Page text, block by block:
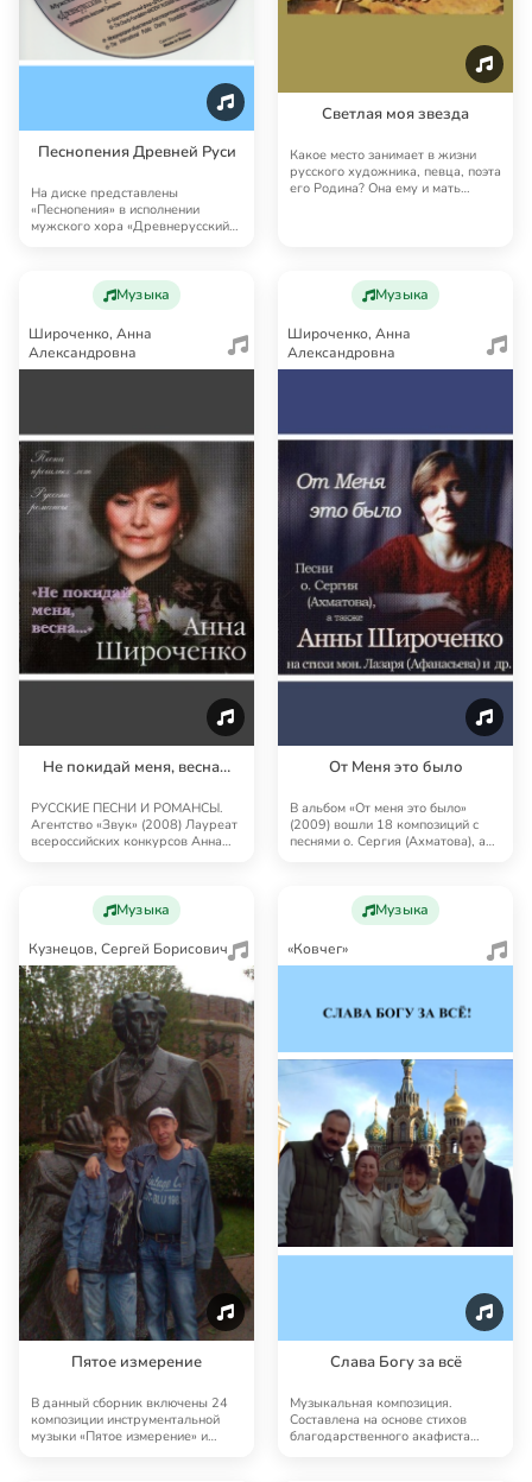
Песнопения Древней Руси
На диске представлены
«Песнопения» в исполнении
мужского хора «Древнерусский
Светлая моя звезда
Какое место занимает в жизни
русского художника, певца, поэта
его Родина? Она ему и мать
Музыка
Широченко, Анна
Александровна
Не покидай меня, весна…
РУССКИЕ ПЕСНИ И РОМАНСЫ.
Агентство «Звук» (2008) Лауреат
всероссийских конкурсов Анна
Музыка
Широченко, Анна
Александровна
От Меня это было
В альбом «От меня это было»
(2009) вошли 18 композиций с
песнями о. Сергия (Ахматова), а
Музыка
Кузнецов, Сергей Борисович
Пятое измерение
В данный сборник включены 24
композиции инструментальной
музыки «Пятое измерение» и
Музыка
«Ковчег»
Слава Богу за всё
Музыкальная композиция.
Составлена на основе стихов
благодарственного акафиста